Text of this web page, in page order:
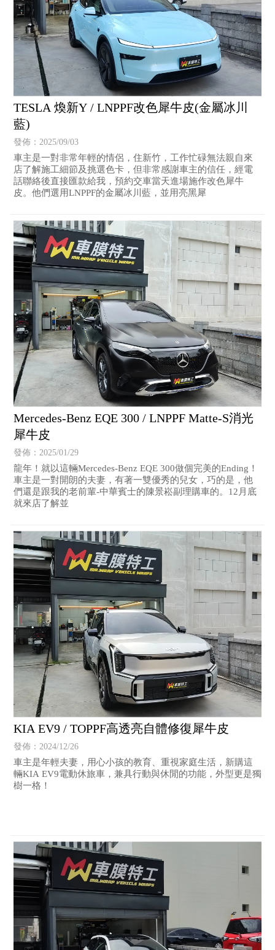
TESLA 煥新Y / LNPPF改色犀牛皮(金屬冰川
藍)
發佈：2025/09/03
車主是一對非常年輕的情侶，住新竹，工作忙碌無法親自來
店了解施工細節及挑選色卡，但非常感謝車主的信任，經電
話聯絡後直接匯款給我，預約交車當天進場施作改色犀牛
皮。他們選用LNPPF的金屬冰川藍，並用亮黑犀
Mercedes-Benz EQE 300 / LNPPF Matte-S消光
犀牛皮
發佈：2025/01/29
龍年！就以這輛Mercedes-Benz EQE 300做個完美的Ending！
車主是一對開朗的夫妻，有著一雙優秀的兒女，巧的是，他
們還是跟我的老前輩-中華賓士的陳景崧副理購車的。12月底
就來店了解並
KIA EV9 / TOPPF高透亮自體修復犀牛皮
發佈：2024/12/26
車主是年輕夫妻，用心小孩的教育、重視家庭生活，新購這
輛KIA EV9電動休旅車，兼具行動與休閒的功能，外型更是獨
樹一格！